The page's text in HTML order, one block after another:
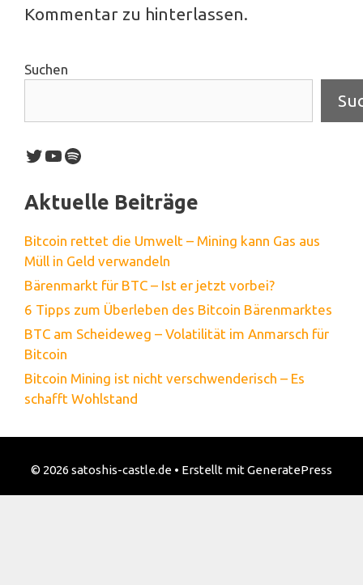
Kommentar zu hinterlassen.
Suchen
Twitter
YouTube
Spotify
Aktuelle Beiträge
Bitcoin rettet die Umwelt – Mining kann Gas aus
Müll in Geld verwandeln
Bärenmarkt für BTC – Ist er jetzt vorbei?
6 Tipps zum Überleben des Bitcoin Bärenmarktes
BTC am Scheideweg – Volatilität im Anmarsch für
Bitcoin
Bitcoin Mining ist nicht verschwenderisch – Es
schafft Wohlstand
© 2026 satoshis-castle.de • Erstellt mitGeneratePress